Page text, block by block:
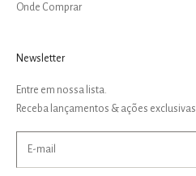
Onde Comprar
Newsletter
Entre em nossa lista.
Receba lançamentos & ações exclusivas.